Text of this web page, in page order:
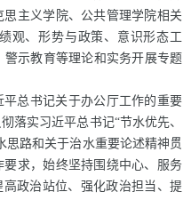
主义学院、公共管理学院相关
观、形势与政策、意识形态工
示教育等理论和实务开展专题
总书记关于办公厅工作的重要
落实习近平总书记“节水优先、
思路和关于治水重要论述精神贯
求，始终坚持围绕中心、服务
政治站位、强化政治担当、提